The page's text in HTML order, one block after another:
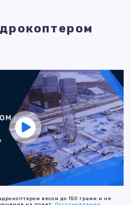
весом до 150 грамм и не